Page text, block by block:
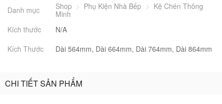
Danh mục Shop > Phụ Kiện Nhà Bếp > Kệ Chén Thông
Minh
Kích thước
N/A
Kích Thước
Dài 564mm, Dài 664mm, Dài 764mm, Dài 864mm
CHI TIẾT SẢN PHẨM